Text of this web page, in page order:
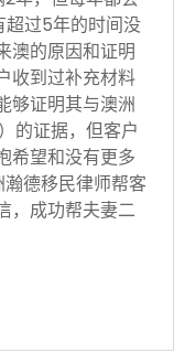
超过5年的时间没
澳的原因和证明
收到过补充材料
够证明其与澳洲
的证据，但客户
希望和没有更多
德移民律师帮客
，成功帮夫妻二